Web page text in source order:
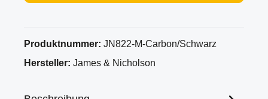
Produktnummer: JN822-M-Carbon/Schwarz
Hersteller: James & Nicholson